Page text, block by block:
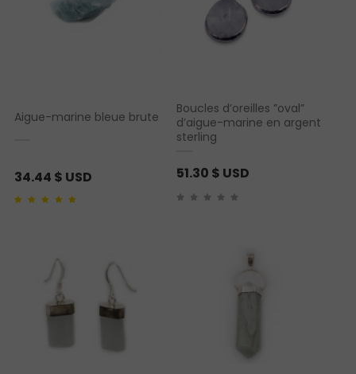
Aigue-marine bleue brute
34.44 $ USD
Boucles d’oreilles ”oval”
d’aigue-marine en argent
sterling
51.30 $ USD